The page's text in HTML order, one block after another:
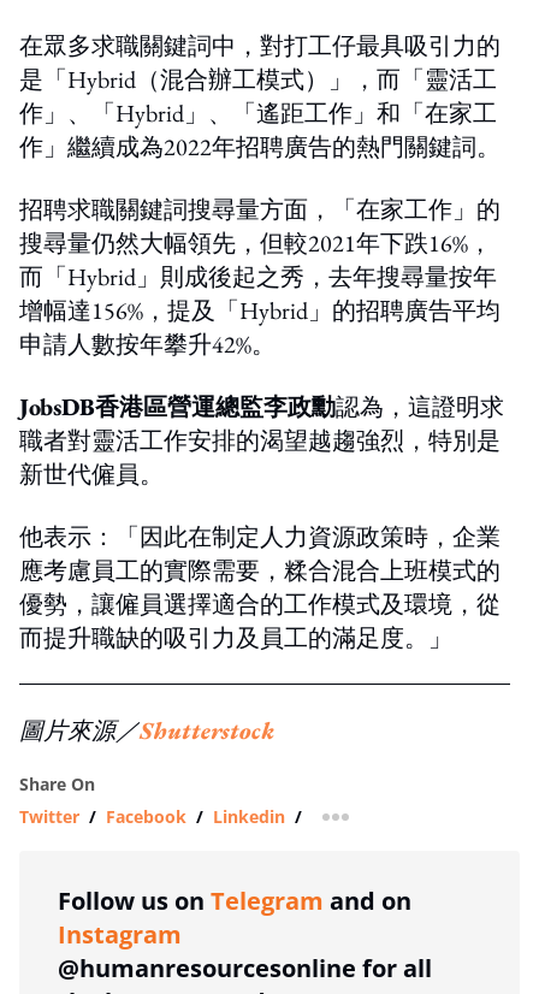
在眾多求職關鍵詞中，對打工仔最具吸引力的
是「Hybrid（混合辦工模式）」，而「靈活工
作」、「Hybrid」、「遙距工作」和「在家工
作」繼續成為2022年招聘廣告的熱門關鍵詞。
招聘求職關鍵詞搜尋量方面，「在家工作」的
搜尋量仍然大幅領先，但較2021年下跌16%，
而「Hybrid」則成後起之秀，去年搜尋量按年
增幅達156%，提及「Hybrid」的招聘廣告平均
申請人數按年攀升42%。
JobsDB香港區營運總監李政勳認為，這證明求
職者對靈活工作安排的渴望越趨強烈，特別是
新世代僱員。
他表示：「因此在制定人力資源政策時，企業
應考慮員工的實際需要，糅合混合上班模式的
優勢，讓僱員選擇適合的工作模式及環境，從
而提升職缺的吸引力及員工的滿足度。」
圖片來源／Shutterstock
Share On
Twitter / Facebook / Linkedin / more sharing option
Follow us on Telegram and on
Instagram
@humanresourcesonline for all